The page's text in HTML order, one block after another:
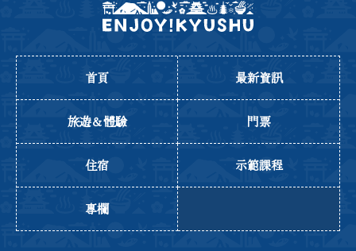
首頁 最新資訊
旅遊＆體驗 門票
住宿 示範課程
專欄